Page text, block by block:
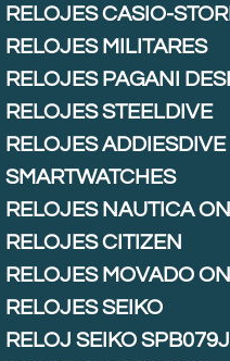
RELOJES CASIO-
RELOJES MILITARES
RELOJES PAGANI
RELOJES STEELDIVE
RELOJES ADDIESDIVE
SMARTWATCHES
RELOJES NAUTICA
RELOJES CITIZEN
RELOJES MOVADO
RELOJES SEIKO
RELOJ SEIKO